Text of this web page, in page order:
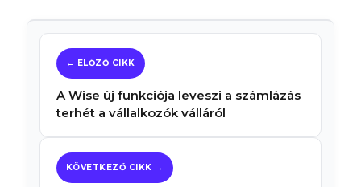
A Wise új funkciója leveszi a számlázás
terhét a vállalkozók válláról